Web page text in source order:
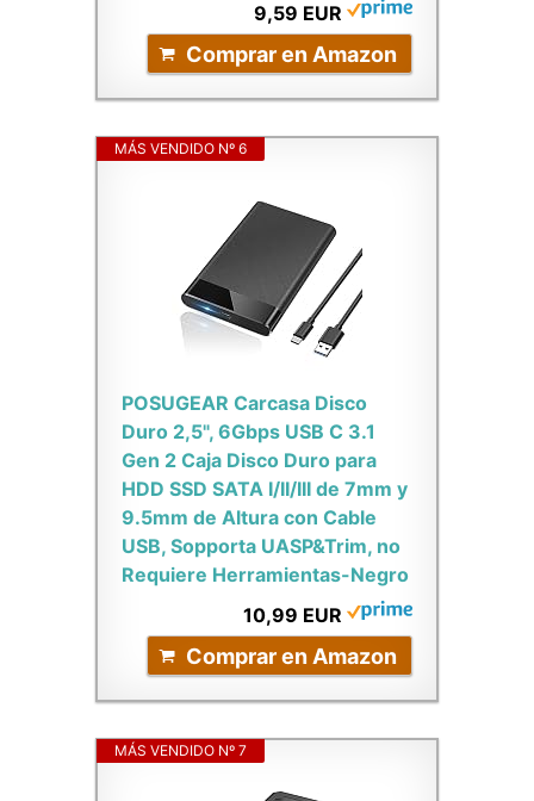
9,59 EUR
Comprar en Amazon
MÁS VENDIDO Nº 6
POSUGEAR Carcasa Disco
Duro 2,5", 6Gbps USB C 3.1
Gen 2 Caja Disco Duro para
HDD SSD SATA I/II/III de 7mm y
9.5mm de Altura con Cable
USB, Sopporta UASP&Trim, no
Requiere Herramientas-Negro
10,99 EUR
Comprar en Amazon
MÁS VENDIDO Nº 7